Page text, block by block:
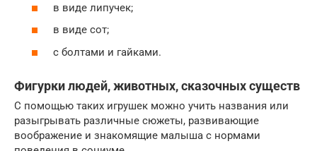
в виде липучек;
в виде сот;
с болтами и гайками.
Фигурки людей, животных, сказочных существ
С помощью таких игрушек можно учить названия или
разыгрывать различные сюжеты, развивающие
воображение и знакомящие малыша с нормами